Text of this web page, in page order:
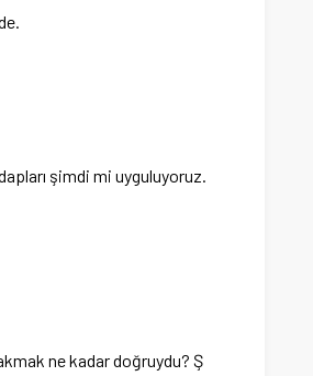
şimdi mi uyguluyoruz.
ne kadar doğruydu? Ş